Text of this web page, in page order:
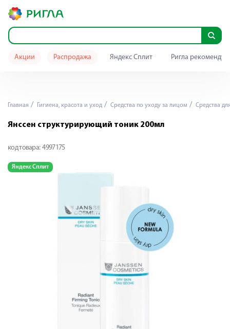
Акции Распродажа Яндекс Сплит Ригла
Главная Гигиена, красота и уход Средства по уходу за лицом Средства
Янссен структурирующий тоник 200мл
код товара: 4997175
Яндекс Сплит